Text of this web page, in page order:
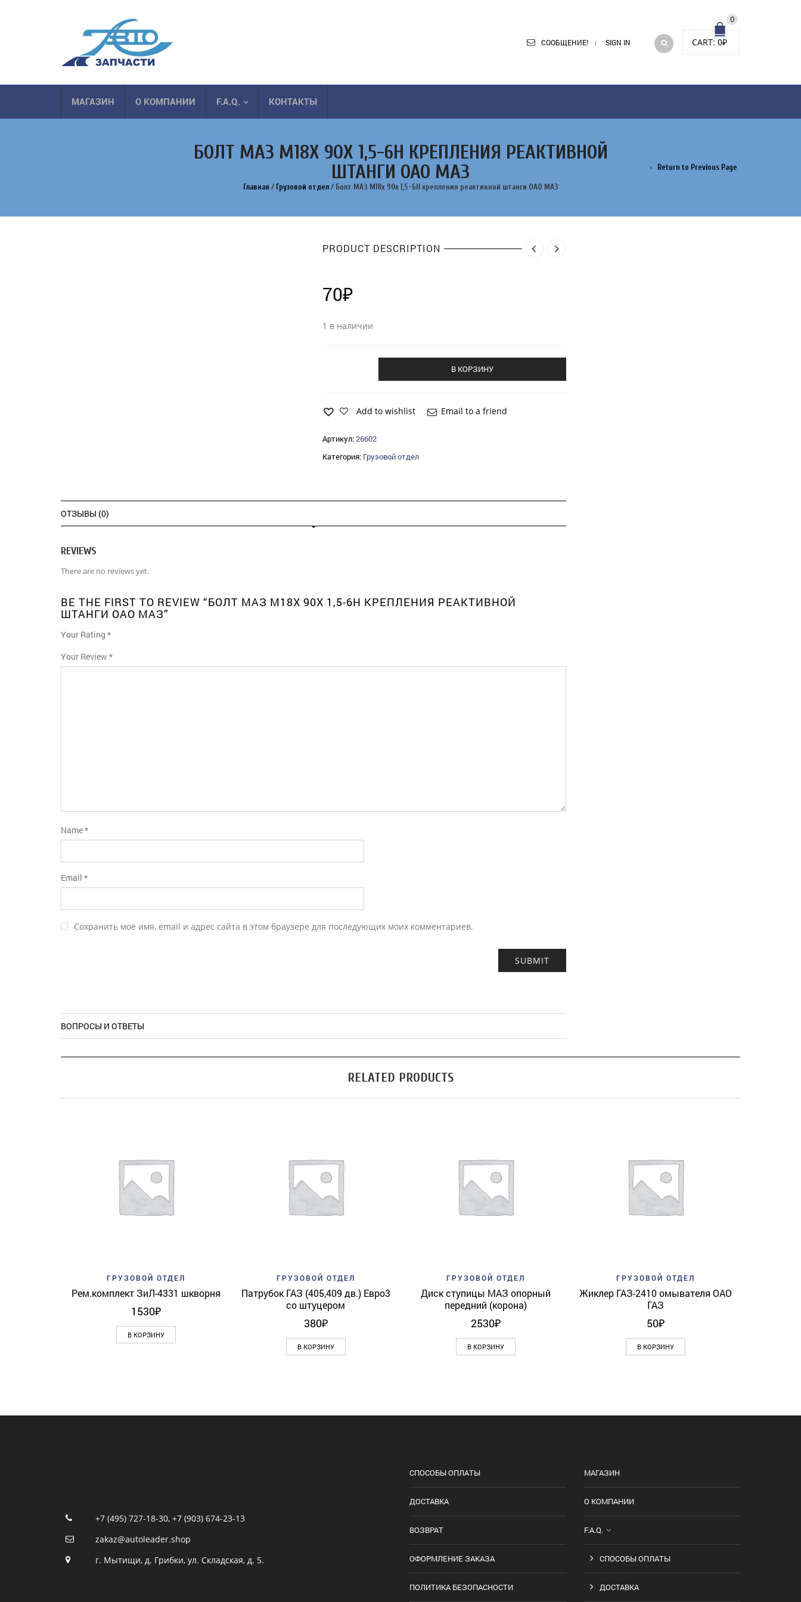
0
CART: 0₽
СООБЩЕНИЕ! SIGN IN
МАГАЗИН О КОМПАНИИ F.A.Q. КОНТАКТЫ
БОЛТ МАЗ М18Х 90Х 1,5-6Н КРЕПЛЕНИЯ РЕАКТИВНОЙ
ШТАНГИ ОАО МАЗ
Главная / Грузовой отдел / Болт МАЗ М18х 90х 1,5-6Н крепления реактивной штанги ОАО МАЗ
Return to Previous Page
PRODUCT DESCRIPTION
70₽
1 в наличии
В КОРЗИНУ
Add to wishlist Email to a friend
Артикул:26602
Категория: Грузовой отдел
ОТЗЫВЫ (0)
REVIEWS
There are no reviews yet.
BE THE FIRST TO REVIEW “БОЛТ МАЗ М18Х 90Х 1,5-6Н КРЕПЛЕНИЯ РЕАКТИВНОЙ
ШТАНГИ ОАО МАЗ”
Your Rating *
Your Review *
Name*
Email *
Сохранить моё имя, email и адрес сайта в этом браузере для последующих моих комментариев.
ВОПРОСЫ И ОТВЕТЫ
RELATED PRODUCTS
Add to wishlist Quick View
ГРУЗОВОЙ ОТДЕЛ
Рем.комплект ЗиЛ-4331 шкворня
1530₽
В КОРЗИНУ
Add to wishlist Quick View
ГРУЗОВОЙ ОТДЕЛ
Патрубок ГАЗ (405,409 дв.) Евро3
со штуцером
380₽
В КОРЗИНУ
Add to wishlist Quick View
ГРУЗОВОЙ ОТДЕЛ
Диск ступицы МАЗ опорный
передний (корона)
2530₽
В КОРЗИНУ
Add to wishlist Quick View
ГРУЗОВОЙ ОТДЕЛ
Жиклер ГАЗ-2410 омывателя ОАО
ГАЗ
50₽
В КОРЗИНУ
+7 (495) 727-18-30, +7 (903) 674-23-13
zakaz@autoleader.shop
г. Мытищи, д. Грибки, ул. Складская, д. 5.
СПОСОБЫ ОПЛАТЫ
ДОСТАВКА
ВОЗВРАТ
ОФОРМЛЕНИЕ ЗАКАЗА
ПОЛИТИКА БЕЗОПАСНОСТИ
МАГАЗИН
О КОМПАНИИ
F.A.Q.
СПОСОБЫ ОПЛАТЫ
ДОСТАВКА